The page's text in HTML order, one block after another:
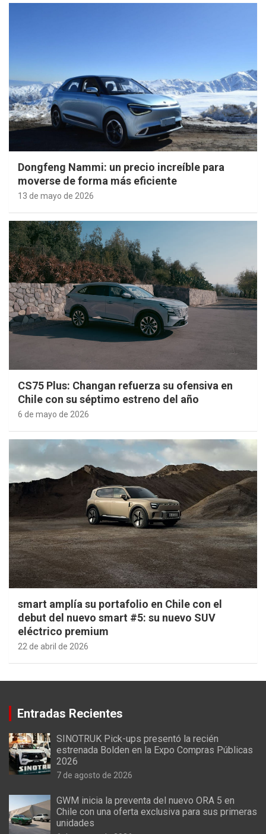
Dongfeng Nammi: un precio increíble para
moverse de forma más eficiente
13 de mayo de 2026
CS75 Plus: Changan refuerza su ofensiva en
Chile con su séptimo estreno del año
6 de mayo de 2026
smart amplía su portafolio en Chile con el
debut del nuevo smart #5: su nuevo SUV
eléctrico premium
22 de abril de 2026
Entradas Recientes
SINOTRUK Pick-ups presentó la recién
estrenada Bolden en la Expo Compras Públicas
2026
7 de agosto de 2026
GWM inicia la preventa del nuevo ORA 5 en
Chile con una oferta exclusiva para sus primeras
unidades